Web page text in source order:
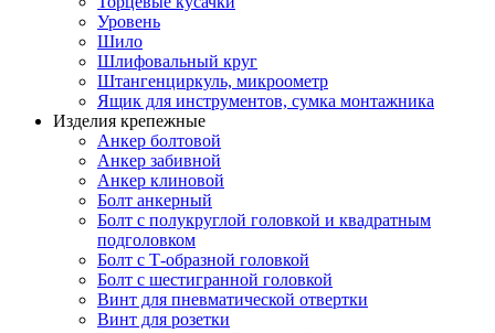
Уровень
Шило
Шлифовальный круг
Штангенциркуль, микроометр
Ящик для инструментов, сумка монтажника
Изделия крепежные
Анкер болтовой
Анкер забивной
Анкер клиновой
Болт анкерный
Болт с полукруглой головкой и квадратным
подголовком
Болт с Т-образной головкой
Болт с шестигранной головкой
Винт для пневматической отвертки
Винт для розетки